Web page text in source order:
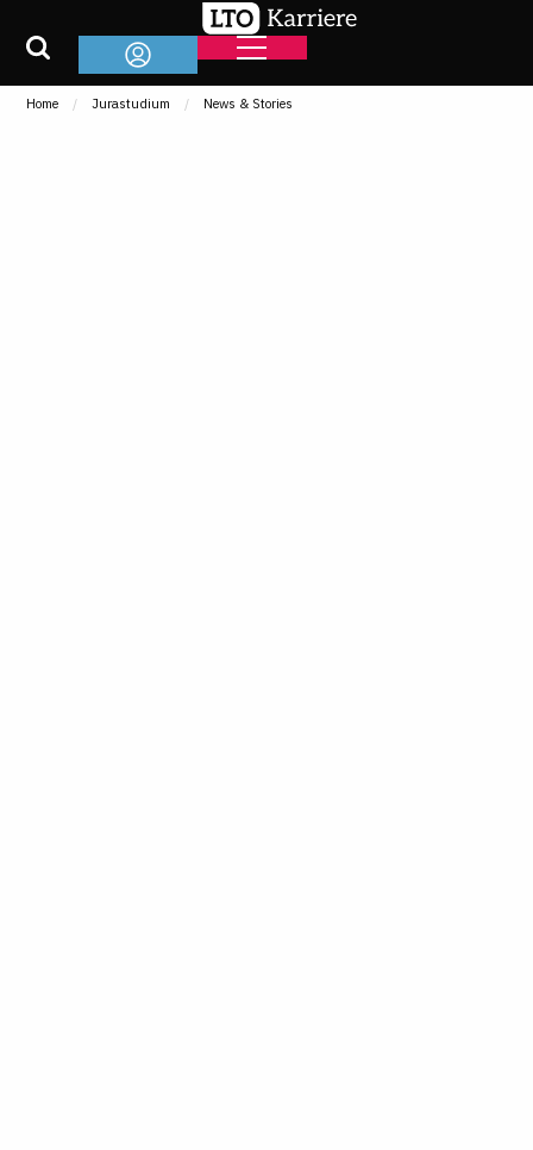
Home Jurastudium News & Stories